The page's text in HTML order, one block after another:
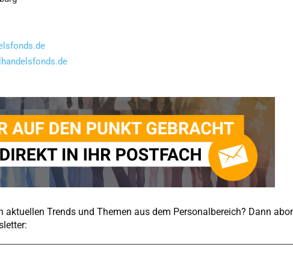
aktuellen Trends und Themen aus dem Personalbereich? Dann